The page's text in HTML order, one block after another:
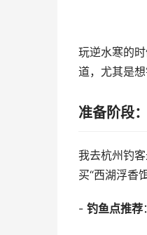
玩逆水寒的
道，尤其是
准备阶段
我去杭州钓
买“西湖浮香
- 钓鱼点推荐